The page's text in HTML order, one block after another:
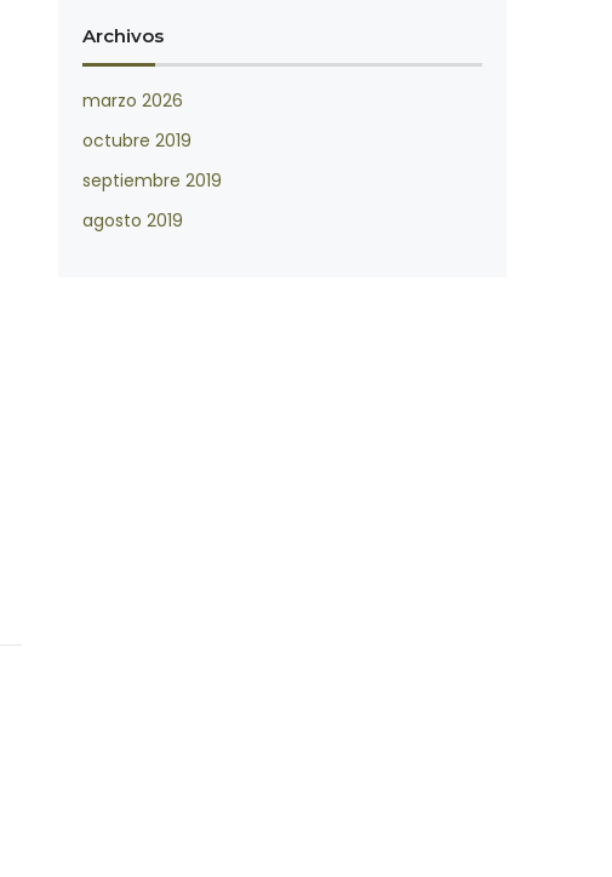
Archivos
marzo 2026
octubre 2019
septiembre 2019
agosto 2019